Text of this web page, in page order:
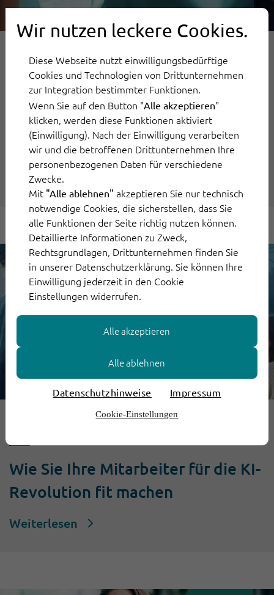
Wir nutzen leckere Cookies.
Diese Webseite nutzt einwilligungsbedürftige
Cookies und Technologien von Drittunternehmen
zur Integration bestimmter Funktionen.
Wenn Sie auf den Button "Alle akzeptieren"
klicken, werden diese Funktionen aktiviert
(Einwilligung). Nach der Einwilligung verarbeiten
wir und die betroffenen Drittunternehmen Ihre
personenbezogenen Daten für verschiedene
Zwecke.
Mit "Alle ablehnen" akzeptieren Sie nur technisch
notwendige Cookies, die sicherstellen, dass Sie
alle Funktionen der Seite richtig nutzen können.
Detaillierte Informationen zu Zweck,
Rechtsgrundlagen, Drittunternehmen finden Sie
in unserer Datenschutzerklärung. Sie können Ihre
Einwilligung jederzeit in den Cookie
Einstellungen widerrufen.
Datenschutzhinweise Impressum
Cookie-Einstellungen
Alle ablehnen
Alle akzeptieren
3. April 2024
Future of Work: Diese Trends
prägen die Zukunft der Arbeit mit
Weiterlesen
Wie Sie Ihre Mitarbeiter für die KI-
Revolution fit machen
Weiterlesen